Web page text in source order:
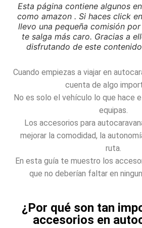
Esta página contiene algunos
como amazon . Si haces click
llevo una pequeña comisión
te salga más caro. Gracias a
disfrutando de este
Cuando empiezas a viajar en
cuenta de algo
No es solo el vehículo lo que hace
equipas.
Los accesorios para
mejorar la comodidad, la
ruta.
En esta guía te muestro los
que no deberían faltar en
¿Por qué son tan
accesorios en